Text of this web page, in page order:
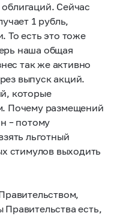
Сейчас
1 рубль,
То есть это тоже
наша общая
так же активно
выпуск акций.
которые
Почему размещений
– потому
льготный
стимулов выходить
есть,